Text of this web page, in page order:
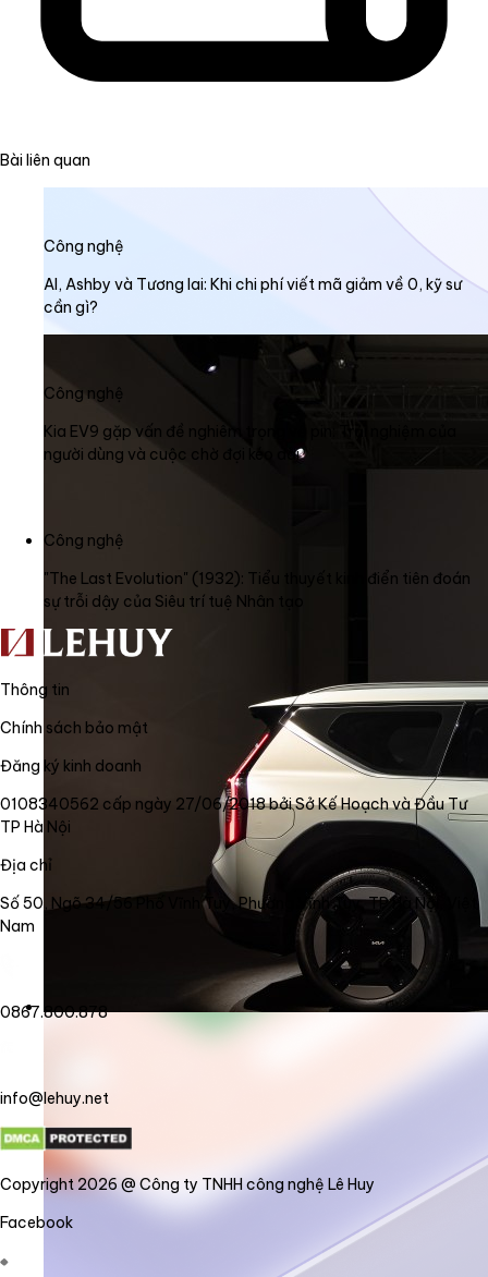
Bài liên quan
Công nghệ
AI, Ashby và Tương lai: Khi chi phí viết mã giảm về 0, kỹ sư
cần gì?
Công nghệ
Kia EV9 gặp vấn đề nghiêm trọng về pin: Trải nghiệm của
người dùng và cuộc chờ đợi kéo dài
Công nghệ
"The Last Evolution" (1932): Tiểu thuyết kinh điển tiên đoán
sự trỗi dậy của Siêu trí tuệ Nhân tạo
Thông tin
Chính sách bảo mật
Đăng ký kinh doanh
0108340562 cấp ngày 27/06/2018 bởi Sở Kế Hoạch và Đầu Tư
TP Hà Nội
Địa chỉ
Số 50, Ngõ 34/56 Phố Vĩnh Tuy, Phường Vĩnh Tuy, TP Hà Nội, Việt
Nam
0867.800.878
info@lehuy.net
Copyright 2026 @ Công ty TNHH công nghệ Lê Huy
Facebook